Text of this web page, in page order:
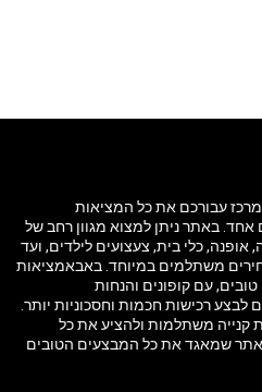
עבורכם את כל המציאות
באתר ניתן למצוא מגוון רחב של
אופנה, כלי בית, צעצועים לילדים, ועד
משתלמים במיוחד. באבאמציאות
עם קופונים והנחות
רכישות חכמות וחסכוניות יותר.
קנייה משתלמות ולהציע את כל
שמאגד את כל המבצעים הטובים